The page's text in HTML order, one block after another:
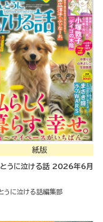
紙版
とうに泣ける話 2026年6月
うに泣ける話編集部